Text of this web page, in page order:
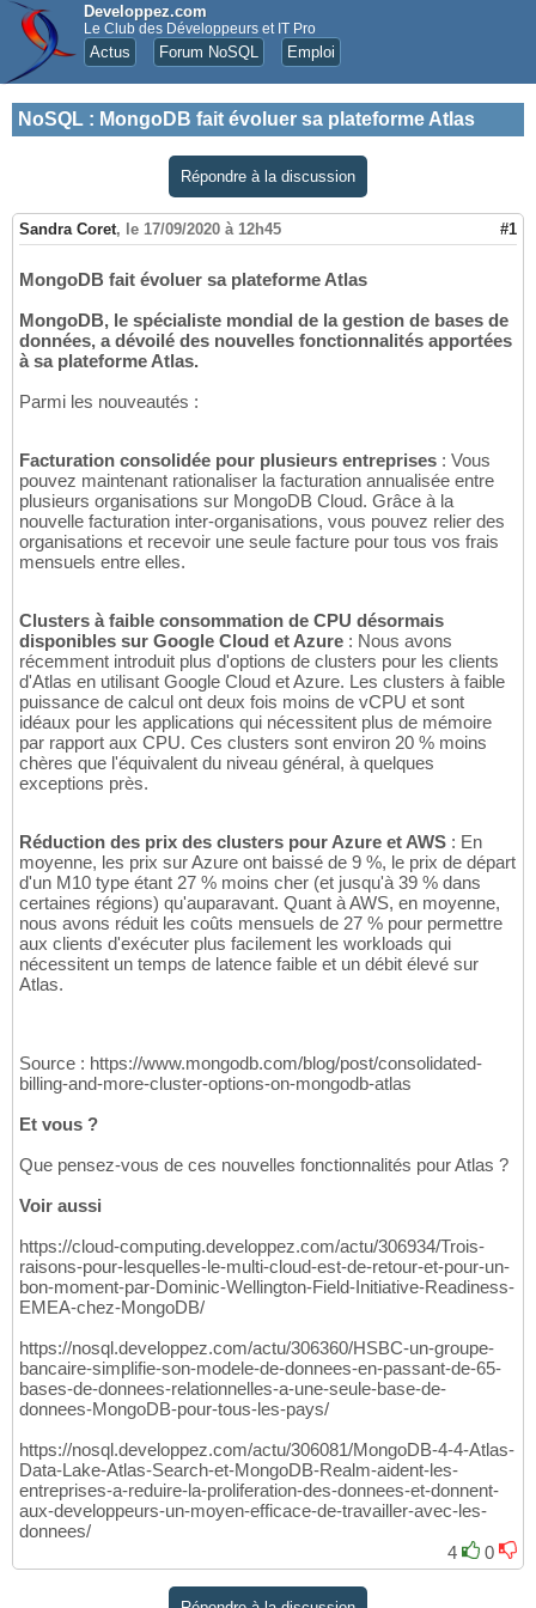
Developpez.com
Le Club des Développeurs et IT Pro
Actus Forum NoSQL Emploi
NoSQL : MongoDB fait évoluer sa plateforme Atlas
Répondre à la discussion
Sandra Coret, le 17/09/2020 à 12h45 #1
MongoDB fait évoluer sa plateforme Atlas
MongoDB, le spécialiste mondial de la gestion de bases de
données, a dévoilé des nouvelles fonctionnalités apportées
à sa plateforme Atlas.
Parmi les nouveautés :
Facturation consolidée pour plusieurs entreprises : Vous
pouvez maintenant rationaliser la facturation annualisée entre
plusieurs organisations sur MongoDB Cloud. Grâce à la
nouvelle facturation inter-organisations, vous pouvez relier des
organisations et recevoir une seule facture pour tous vos frais
mensuels entre elles.
Clusters à faible consommation de CPU désormais
disponibles sur Google Cloud et Azure : Nous avons
récemment introduit plus d'options de clusters pour les clients
d'Atlas en utilisant Google Cloud et Azure. Les clusters à faible
puissance de calcul ont deux fois moins de vCPU et sont
idéaux pour les applications qui nécessitent plus de mémoire
par rapport aux CPU. Ces clusters sont environ 20 % moins
chères que l'équivalent du niveau général, à quelques
exceptions près.
Réduction des prix des clusters pour Azure et AWS : En
moyenne, les prix sur Azure ont baissé de 9 %, le prix de départ
d'un M10 type étant 27 % moins cher (et jusqu'à 39 % dans
certaines régions) qu'auparavant. Quant à AWS, en moyenne,
nous avons réduit les coûts mensuels de 27 % pour permettre
aux clients d'exécuter plus facilement les workloads qui
nécessitent un temps de latence faible et un débit élevé sur
Atlas.
Source : https://www.mongodb.com/blog/post/consolidated-
billing-and-more-cluster-options-on-mongodb-atlas
Et vous ?
Que pensez-vous de ces nouvelles fonctionnalités pour Atlas ?
Voir aussi
https://cloud-computing.developpez.com/actu/306934/Trois-
raisons-pour-lesquelles-le-multi-cloud-est-de-retour-et-pour-un-
bon-moment-par-Dominic-Wellington-Field-Initiative-Readiness-
EMEA-chez-MongoDB/
https://nosql.developpez.com/actu/306360/HSBC-un-groupe-
bancaire-simplifie-son-modele-de-donnees-en-passant-de-65-
bases-de-donnees-relationnelles-a-une-seule-base-de-
donnees-MongoDB-pour-tous-les-pays/
https://nosql.developpez.com/actu/306081/MongoDB-4-4-Atlas-
Data-Lake-Atlas-Search-et-MongoDB-Realm-aident-les-
entreprises-a-reduire-la-proliferation-des-donnees-et-donnent-
aux-developpeurs-un-moyen-efficace-de-travailler-avec-les-
donnees/
4
0